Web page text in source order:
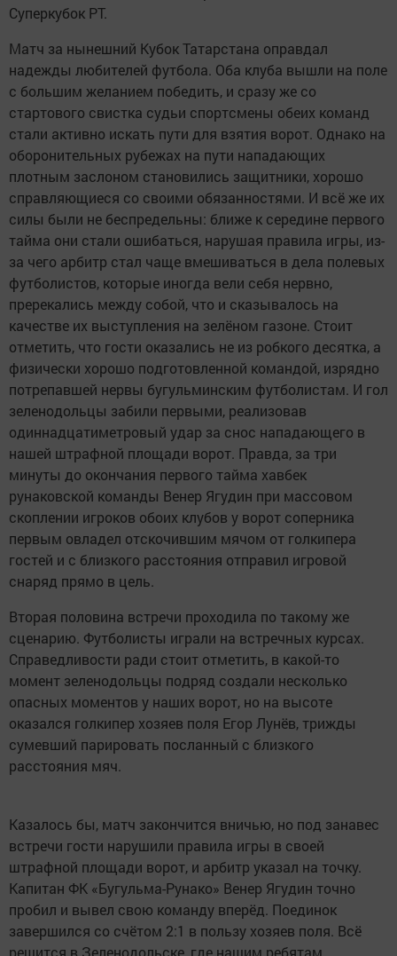
Суперкубок РТ.
Матч за нынешний Кубок Татарстана оправдал
надежды любителей футбола. Оба клуба вышли на поле
с большим желанием победить, и сразу же со
стартового свистка судьи спортсмены обеих команд
стали активно искать пути для взятия ворот. Однако на
оборонительных рубежах на пути нападающих
плотным заслоном становились защитники, хорошо
справляющиеся со своими обязанностями. И всё же их
силы были не беспредельны: ближе к середине первого
тайма они стали ошибаться, нарушая правила игры, из-
за чего арбитр стал чаще вмешиваться в дела полевых
футболистов, которые иногда вели себя нервно,
пререкались между собой, что и сказывалось на
качестве их выступления на зелёном газоне. Стоит
отметить, что гости оказались не из робкого десятка, а
физически хорошо подготовленной командой, изрядно
потрепавшей нервы бугульминским футболистам. И гол
зеленодольцы забили первыми, реализовав
одиннадцатиметровый удар за снос нападающего в
нашей штрафной площади ворот. Правда, за три
минуты до окончания первого тайма хавбек
рунаковской команды Венер Ягудин при массовом
скоплении игроков обоих клубов у ворот соперника
первым овладел отскочившим мячом от голкипера
гостей и с близкого расстояния отправил игровой
снаряд прямо в цель.
Вторая половина встречи проходила по такому же
сценарию. Футболисты играли на встречных курсах.
Справедливости ради стоит отметить, в какой-то
момент зеленодольцы подряд создали несколько
опасных моментов у наших ворот, но на высоте
оказался голкипер хозяев поля Егор Лунёв, трижды
сумевший парировать посланный с близкого
расстояния мяч.
Казалось бы, матч закончится вничью, но под занавес
встречи гости нарушили правила игры в своей
штрафной площади ворот, и арбитр указал на точку.
Капитан ФК «Бугульма-Рунако» Венер Ягудин точно
пробил и вывел свою команду вперёд. Поединок
завершился со счётом 2:1 в пользу хозяев поля. Всё
решится в Зеленодольске, где нашим ребятам